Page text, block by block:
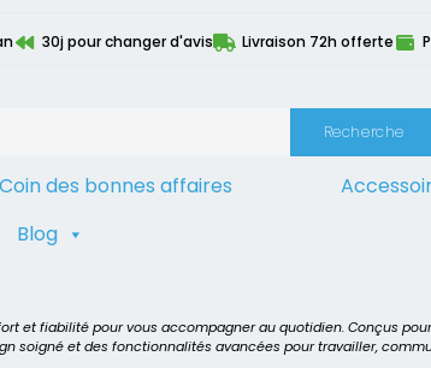
30j pour changer d'avis Livraison 72h offerte
Recherche
Coin des bonnes affaires
Blog
génération
et fiabilité pour vous accompagner au quotidien. Conçus
soigné et des fonctionnalités avancées pour travailler,